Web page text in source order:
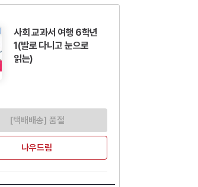
사회 교과서 여행 6학년
1(발로 다니고 눈으로
읽는)
[택배배송] 품절
나우드림